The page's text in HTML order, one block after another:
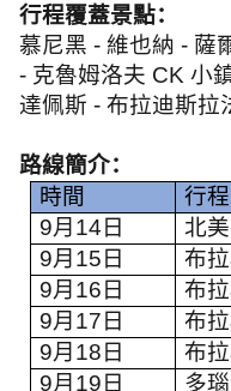
行程覆蓋景點：
慕尼黑 - 維也納 - 薩
- 克魯姆洛夫 CK 小
達佩斯 - 布拉迪斯拉
路線簡介：
時間
行程
9月 14 日
北
9月 15 日 布
9月 16 日 布
9月 17 日
布
9月 18 日 布
9月 19 日 多